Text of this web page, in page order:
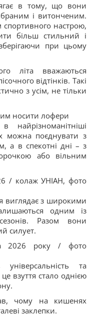
в тому, що вони
і витонченим.
настрою,
більш стильний і
при цьому
літа вважаються
відтінків. Такі
з усім, не тільки
носити лофери
можна поєднувати з
а в спекотні дні – з
або вільним
/ колаж УНІАН, фото
виглядає з широкими
одним із
Разом вони
силует.
2026 року / фото
та
взуття стало однією
чому на кишенях
заклепки.